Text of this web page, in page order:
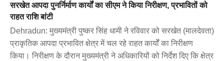
सरखेत आपदा पुनर्निर्माण कार्यों का सीएम ने किया निरीक्षण, प्रभावितों को
राहत राशि बांटी
Dehradun: मुख्यमंत्री पुष्कर सिंह धामी ने रविवार को सरखेत (मालदेवता)
प्राकृतिक आपदा प्रभावित क्षेत्र में चल रहे राहत कार्यों का निरीक्षण
किया। निरीक्षण के दौरान मुख्यमंत्री ने अधिकारियों को निर्देश दिए कि क्षेत्र